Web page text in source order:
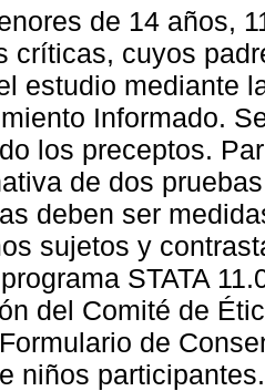
de 14 años,
críticas, cuyos
estudio mediante
Informado.
los preceptos.
de dos
deben ser
sujetos y
STATA
del Comité de
de
niños